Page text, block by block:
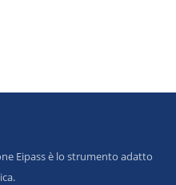
Eipass è lo strumento adatto